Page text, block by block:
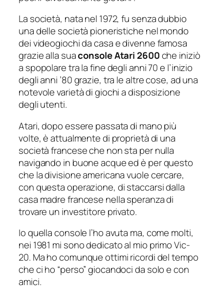
La società, nata nel 1972, fu senza dubbio
una delle società pioneristiche nel mondo
dei videogiochi da casa e divenne famosa
grazie alla suaconsole Atari 2600che iniziò
a spopolare tra la fine degli anni 70 e l’inizio
degli anni ’80 grazie, tra le altre cose, ad una
notevole varietà di giochi a disposizione
degli utenti.
Atari, dopo essere passata di mano più
volte, è attualmente di proprietà di una
società francese che non sta per nulla
navigando in buone acque ed è per questo
che la divisione americana vuole cercare,
con questa operazione, di staccarsi dalla
casa madre francese nella speranza di
trovare un investitore privato.
Io quella console l’ho avuta ma, come molti,
nei 1981 mi sono dedicato al mio primo Vic-
20. Ma ho comunque ottimi ricordi del tempo
che ci ho “perso” giocandoci da solo e con
amici.